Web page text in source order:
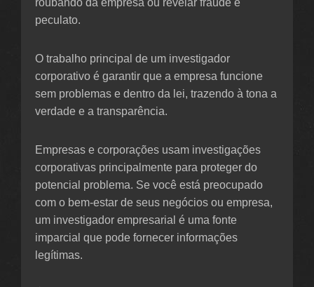
roubando da empresa ou revelar fraude e
peculato.
O trabalho principal de um investigador
corporativo é garantir que a empresa funcione
sem problemas e dentro da lei, trazendo à tona a
verdade e a transparência.
Empresas e corporações usam investigações
corporativas principalmente para proteger do
potencial problema. Se você está preocupado
com o bem-estar de seus negócios ou empresa,
um investigador empresarial é uma fonte
imparcial que pode fornecer informações
legítimas.